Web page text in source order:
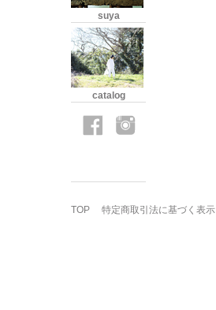
suya
catalog
TOP 特定商取引法に基づく表示